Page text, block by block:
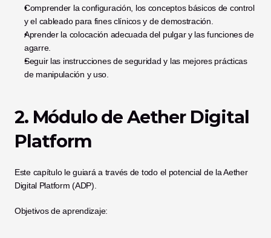
Comprender la configuración, los conceptos básicos de control
y el cableado para fines clínicos y de demostración.
Aprender la colocación adecuada del pulgar y las funciones de
agarre.
Seguir las instrucciones de seguridad y las mejores prácticas
de manipulación y uso.
2. Módulo de Aether Digital
Platform
Este capítulo le guiará a través de todo el potencial de la Aether
Digital Platform (ADP).
Objetivos de aprendizaje: